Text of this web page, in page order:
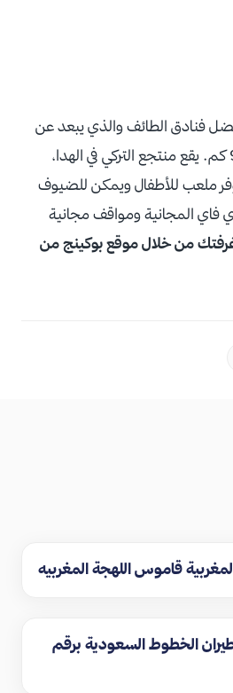
فنادق الطائف والذي يبعد عن
الجبل الاخضر مسافة 9.7 كم. يقع منتجع التركي في الهدا،
ملعب للأطفال ويمكن للضيوف
فاي المجانية ومواقف مجانية
من خلال موقع بوكينج من
قاموس اللهجة المغربيه
الخطوط السعودية برقم